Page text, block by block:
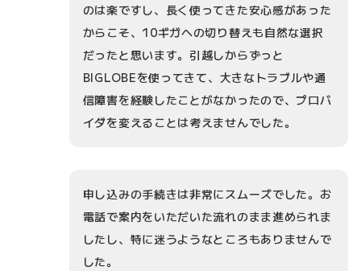
のは楽ですし、長く使ってきた安心感があった
からこそ、10ギガへの切り替えも自然な選択
だったと思います。引越しからずっと
BIGLOBEを使ってきて、大きなトラブルや通
信障害を経験したことがなかったので、プロバ
イダを変えることは考えませんでした。
申し込みの手続きは非常にスムーズでした。お
電話で案内をいただいた流れのまま進められま
したし、特に迷うようなところもありませんで
した。